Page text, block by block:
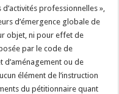
professionnelles »,
d’émergence globale de
objet, ni pour effet de
par le code de
d’aménagement ou de
élément de l’instruction
du pétitionnaire quant